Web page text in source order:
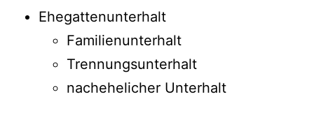
Ehegattenunterhalt
Familienunterhalt
Trennungsunterhalt
nachehelicher Unterhalt